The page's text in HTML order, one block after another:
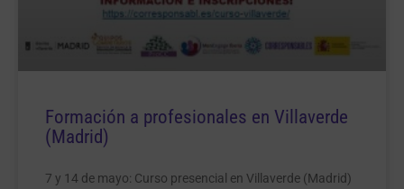
Formación a profesionales en Villaverde
(Madrid)
7 y 14 de mayo: Curso presencial en Villaverde (Madrid)